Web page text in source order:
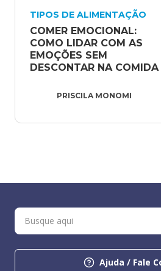
TIPOS DE ALIMENTAÇÃO
COMER EMOCIONAL:
COMO LIDAR COM AS
EMOÇÕES SEM
DESCONTAR NA COMIDA
PRISCILA MONOMI
Ajuda / Fale